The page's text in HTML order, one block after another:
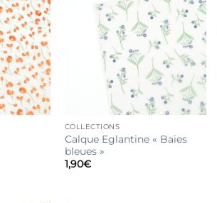
COLLECTIONS
Calque Eglantine « Baies
bleues »
1,90€